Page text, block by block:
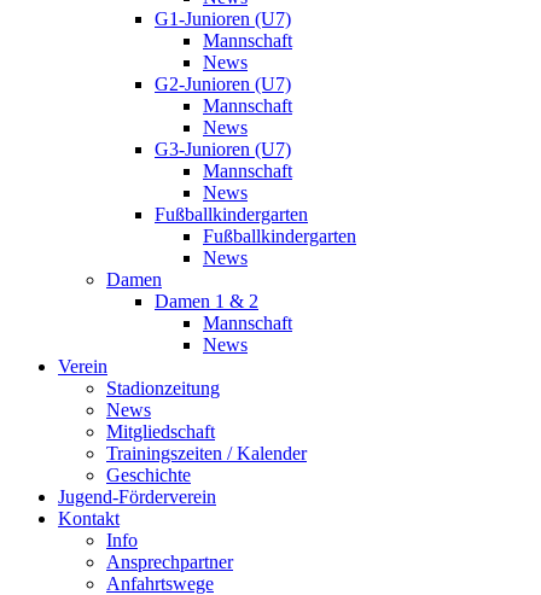
G1-Junioren (U7)
Mannschaft
News
G2-Junioren (U7)
Mannschaft
News
G3-Junioren (U7)
Mannschaft
News
Fußballkindergarten
Fußballkindergarten
News
Damen
Damen 1 & 2
Mannschaft
News
Verein
Stadionzeitung
News
Mitgliedschaft
Trainingszeiten / Kalender
Geschichte
Jugend-Förderverein
Kontakt
Info
Ansprechpartner
Anfahrtswege